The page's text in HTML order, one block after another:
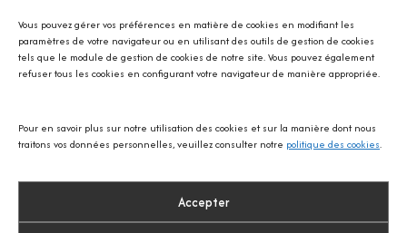
Vous pouvez gérer vos préférences en matière de cookies en modifiant les
paramètres de votre navigateur ou en utilisant des outils de gestion de cookies
tels que le module de gestion de cookies de notre site. Vous pouvez également
refuser tous les cookies en configurant votre navigateur de manière appropriée.
Pour en savoir plus sur notre utilisation des cookies et sur la manière dont nous
traitons vos données personnelles, veuillez consulter notre politique des cookies.
Accepter
Floride
Espace